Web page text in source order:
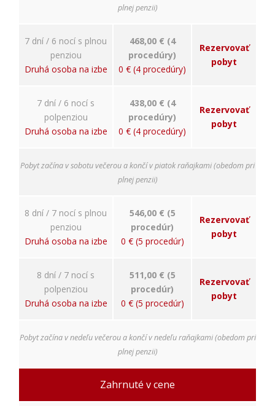
plnej penzii)
7 dní / 6 nocí s plnou
penziou
Druhá osoba na izbe
468,00 € (4
procedúry)
0 € (4 procedúry)
Rezervovať
pobyt
7 dní / 6 nocí s
polpenziou
Druhá osoba na izbe
438,00 € (4
procedúry)
0 € (4 procedúry)
Rezervovať
pobyt
Pobyt začína v sobotu večerou a končí v piatok raňajkami (obedom pri
plnej penzii)
8 dní / 7 nocí s plnou
penziou
Druhá osoba na izbe
546,00 € (5
procedúr)
0 € (5 procedúr)
Rezervovať
pobyt
8 dní / 7 nocí s
polpenziou
Druhá osoba na izbe
511,00 € (5
procedúr)
0 € (5 procedúr)
Rezervovať
pobyt
Pobyt začína v nedeľu večerou a končí v nedeľu raňajkami (obedom pri
plnej penzii)
Zahrnuté v cene